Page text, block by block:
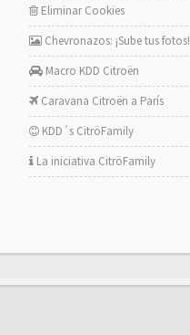
Eliminar Cookies
Chevronazos: ¡Sube tus fotos!
Macro KDD Citroën
Caravana Citroën a París
KDD´s CitröFamily
La iniciativa CitröFamily